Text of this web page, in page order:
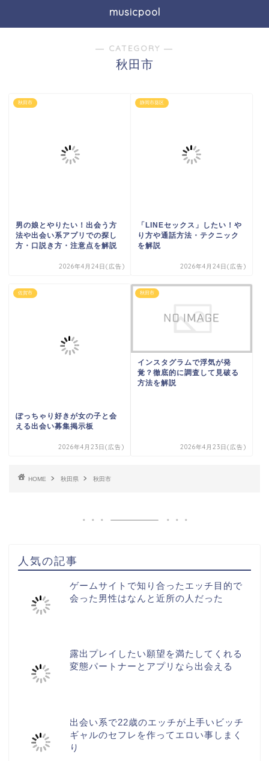
musicpool
― CATEGORY ―
秋田市
秋田市
男の娘とやりたい！出会う方
法や出会い系アプリでの探し
方・口説き方・注意点を解説
2026年4月24日(広告)
静岡市葵区
「LINEセックス」したい！や
り方や通話方法・テクニック
を解説
2026年4月24日(広告)
佐賀市
ぽっちゃり好きが女の子と会
える出会い募集掲示板
2026年4月23日(広告)
秋田市
インスタグラムで浮気が発
覚？徹底的に調査して見破る
方法を解説
2026年4月23日(広告)
HOME 秋田県 秋田市
人気の記事
ゲームサイトで知り合ったエッチ目的で
会った男性はなんと近所の人だった
露出プレイしたい願望を満たしてくれる
変態パートナーとアプリなら出会える
出会い系で22歳のエッチが上手いビッチ
ギャルのセフレを作ってエロい事しまく
り